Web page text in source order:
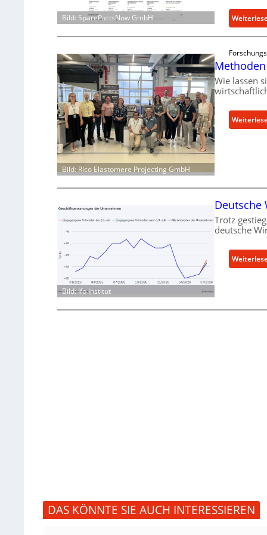
Bild: SparePartsNow GmbH
Bild: Rico Elastomere Projecting GmbH
Wie lassen
Bild: Ifo Institut
Deutsche
Trotz
deutsche
DAS KÖNNTE SIE AUCH INTERESSIEREN